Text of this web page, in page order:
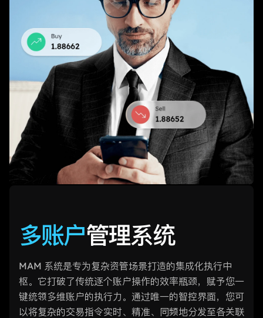
多账户管理系统
MAM 系统是专为复杂资管场景打造的集成化执行中
枢。它打破了传统逐个账户操作的效率瓶颈，赋予您一
键统领多维账户的执行力。通过唯一的智控界面，您可
以将复杂的交易指令实时、精准、同频地分发至各关联